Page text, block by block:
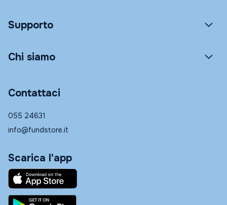
Supporto
Chi siamo
Contattaci
055 24631
info@fundstore.it
Scarica l'app